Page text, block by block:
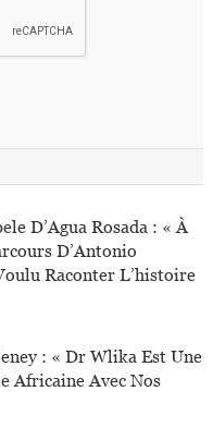
D’Agua Rosada : « À
D’Antonio
Raconter L’histoire
: « Dr Wlika Est Une
Africaine Avec Nos